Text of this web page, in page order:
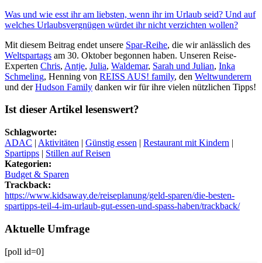
Was und wie esst ihr am liebsten, wenn ihr im Urlaub seid? Und auf
welches Urlaubsvergnügen würdet ihr nicht verzichten wollen?
Mit diesem Beitrag endet unsere Spar-Reihe, die wir anlässlich des
Weltspartags am 30. Oktober begonnen haben. Unseren Reise-
Experten Chris, Antje, Julia, Waldemar, Sarah und Julian, Inka
Schmeling, Henning von REISS AUS! family, den Weltwunderern
und derHudson Family danken wir für ihre vielen nützlichen Tipps!
Ist dieser Artikel lesenswert?
Schlagworte:
ADAC | Aktivitäten | Günstig essen | Restaurant mit Kindern |
Spartipps | Stillen auf Reisen
Kategorien:
Budget & Sparen
Trackback:
https://www.kidsaway.de/reiseplanung/geld-sparen/die-besten-
spartipps-teil-4-im-urlaub-gut-essen-und-spass-haben/trackback/
Aktuelle Umfrage
[poll id=0]